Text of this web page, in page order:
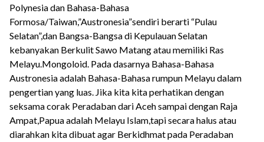
Polynesia dan Bahasa-Bahasa
Formosa/Taiwan,”Austronesia”sendiri berarti “Pulau
Selatan”,dan Bangsa-Bangsa di Kepulauan Selatan
kebanyakan Berkulit Sawo Matang atau memiliki Ras
Melayu.Mongoloid. Pada dasarnya Bahasa-Bahasa
Austronesia adalah Bahasa-Bahasa rumpun Melayu dalam
pengertian yang luas. Jika kita kita perhatikan dengan
seksama corak Peradaban dari Aceh sampai dengan Raja
Ampat,Papua adalah Melayu Islam,tapi secara halus atau
diarahkan kita dibuat agar Berkidhmat pada Peradaban